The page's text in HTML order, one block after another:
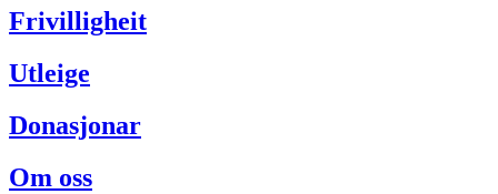
Frivilligheit
Utleige
Donasjonar
Om oss